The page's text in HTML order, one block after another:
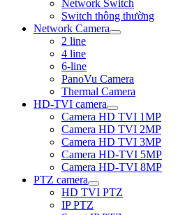
Network Switch
Switch thông thường
Network Camera
2 line
4 line
6-line
PanoVu Camera
Thermal Camera
HD-TVI camera
Camera HD TVI 1MP
Camera HD TVI 2MP
Camera HD TVI 3MP
Camera HD-TVI 5MP
Camera HD-TVI 8MP
PTZ camera
HD TVI PTZ
IP PTZ